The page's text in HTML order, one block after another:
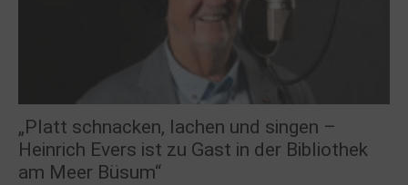
„Platt schnacken, lachen und singen –
Heinrich Evers ist zu Gast in der Bibliothek
am Meer Büsum“